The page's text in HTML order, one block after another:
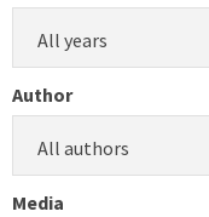
All years
Author
All authors
Media